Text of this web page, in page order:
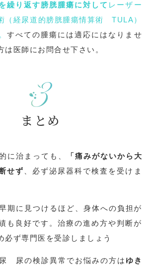
繰り返す膀胱腫瘍に対して レーザー
（経尿道的膀胱腫瘍情算術 TULA）
すべての腫瘍には適応にはなりませ
は医師にお問合せ下さい。
まとめ
に治まっても、
「痛みがないから大
せず
、必ず泌尿器科で検査を受けま
期に見つけるほど、身体への負担が
も良好です。治療の進め方や判断が
必ず専門医を受診しましょう
尿の検診異常でお悩みの方は ゆき